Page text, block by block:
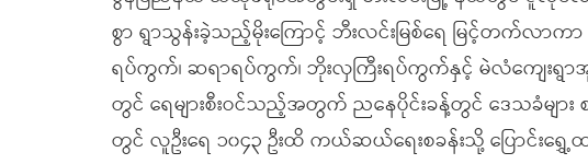
စွာ ရွာသွန်းခဲ့သည့်မိုးကြောင့် ဘီးလင်းမြစ်ရေ မြင့်တက်လာက
ရပ်ကွက်၊ ဆရာရပ်ကွက်၊ ဘိုးလှကြီးရပ်ကွက်နှင့် မဲလံကျေးရွာအုပ်
တွင် ရေများစီးဝင်သည့်အတွက် ညနေပိုင်းခန့်တွင် ဒေသခံများ
တွင် လူဦးရေ ၁၀၄၃ ဦးထိ ကယ်ဆယ်ရေးစခန်းသို့ ပြောင်းရွှ